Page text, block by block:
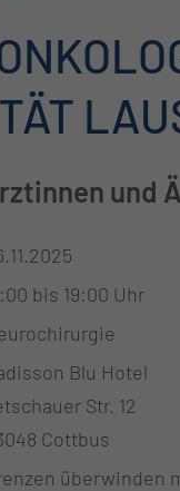
und
bis 19:00 Uhr
Blu Hotel
Str. 12
Cottbus
überwinden